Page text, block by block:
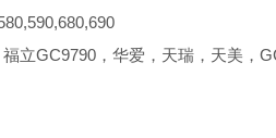
立GC9790，华爱，天瑞，天美，